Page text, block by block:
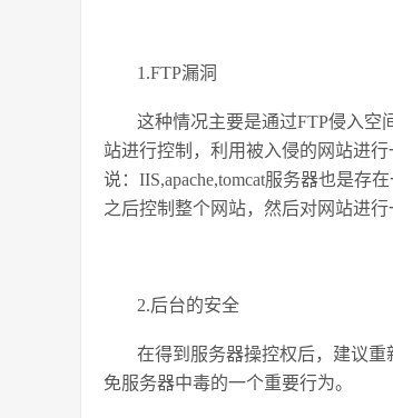
1.FTP漏洞
这种情况主要是通过FTP侵入空
站进行控制，利用被入侵的网站进
说：IIS,apache,tomcat服务器也是存
之后控制整个网站，然后对网站进行
2.后台的安全
在得到服务器操控权后，建议
免服务器中毒的一个重要行为。